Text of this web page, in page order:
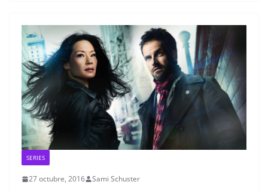
SERIES
27 octubre, 2016 Sami Schuster